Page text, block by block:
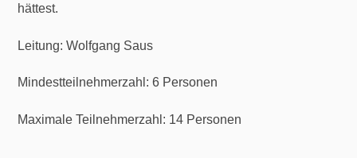
hättest.
Leitung:Wolfgang Saus
Mindestteilnehmerzahl: 6 Personen
Maximale Teilnehmerzahl: 14 Personen